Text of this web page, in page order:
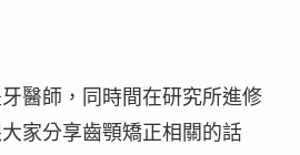
醫師，同時間在研究所進修
家分享齒顎矯正相關的話